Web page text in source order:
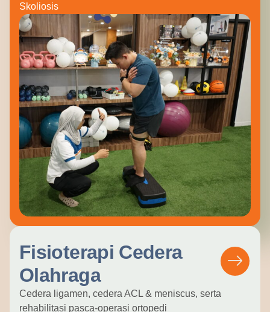
Skoliosis
Fisioterapi Cedera
Olahraga
Cedera ligamen, cedera ACL & meniscus, serta
rehabilitasi pasca-operasi ortopedi